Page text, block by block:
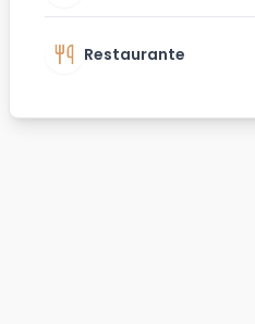
Restaurante